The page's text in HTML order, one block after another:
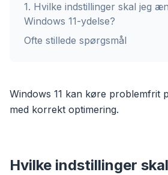
1. Hvilke indstillinger skal jeg
Windows 11-ydelse?
Ofte stillede spørgsmål
Windows 11 kan køre problemfrit
med korrekt optimering.
Hvilke indstillinger